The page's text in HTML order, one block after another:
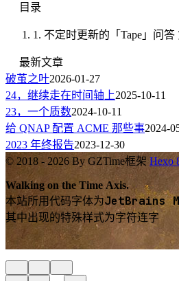
目录
1. 不定时更新的「Tape」问答
最新文章
破茧之叶2026-01-27
24，继续走在时间轴上2025-10-11
23，一个质数2024-10-11
给 QNAP 配置 ACME 那些事2024-
2023 年终报告2023-12-30
© 2018 - 2026 By GZTime框架 Hexo
Walking on the Time Axis.
本站所用代码字体为JetBrains
其中出现的特殊样式为字符连字